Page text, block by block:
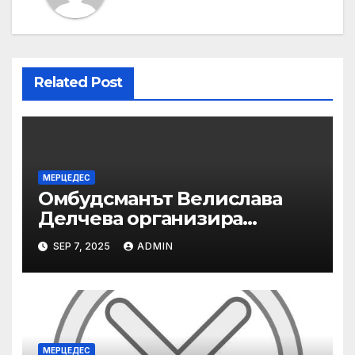
Related Post
МЕРЦЕДЕС
Омбудсманът Велислава
Делчева организира
изслушване на
номинираните кандидати
за заместник-омбудсман
SEP 7, 2025 ADMIN
МЕРЦЕДЕС